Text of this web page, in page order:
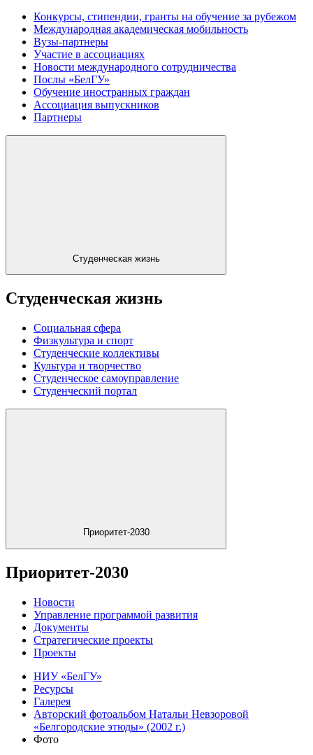
Конкурсы, стипендии, гранты на обучение за рубежом
Международная академическая мобильность
Вузы-партнеры
Участие в ассоциациях
Новости международного сотрудничества
Послы «БелГУ»
Обучение иностранных граждан
Ассоциация выпускников
Партнеры
Студенческая жизнь
Студенческая жизнь
Социальная сфера
Физкультура и спорт
Студенческие коллективы
Культура и творчество
Студенческое самоуправление
Студенческий портал
Приоритет-2030
Приоритет-2030
Новости
Управление программой развития
Документы
Стратегические проекты
Проекты
НИУ «БелГУ»
Ресурсы
Галерея
Авторский фотоальбом Натальи Невзоровой
«Белгородские этюды» (2002 г.)
Фото